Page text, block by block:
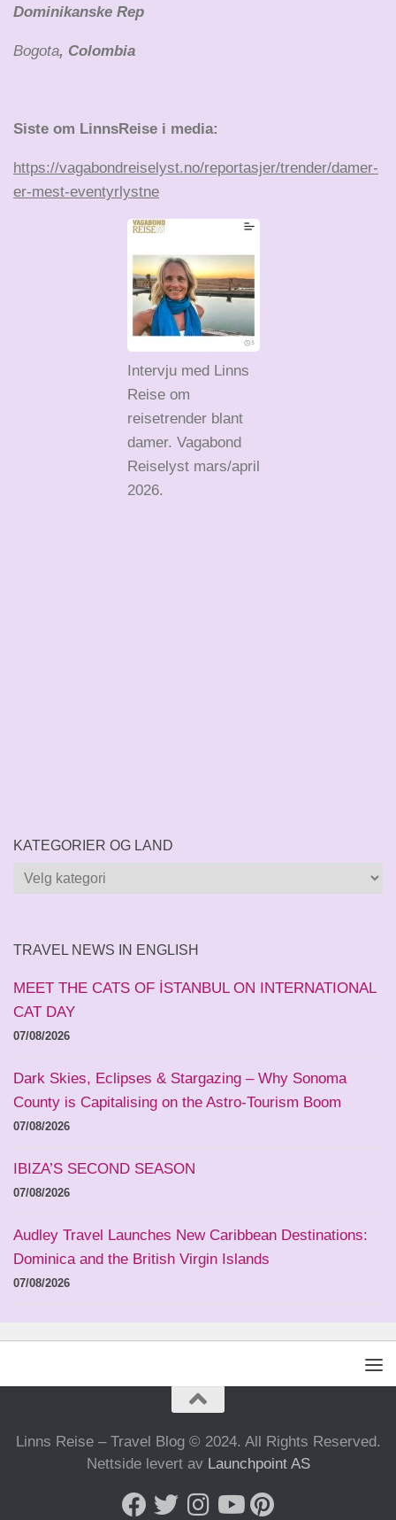
Dominikanske Rep
Bogota, Colombia
Siste om LinnsReise i media:
https://vagabondreiselyst.no/reportasjer/trender/damer-
er-mest-eventyrlystne
Intervju med Linns
Reise om
reisetrender blant
damer. Vagabond
Reiselyst mars/april
2026.
KATEGORIER OG LAND
Kategorier
TRAVEL NEWS IN ENGLISH
MEET THE CATS OF İSTANBUL ON INTERNATIONAL
CAT DAY
07/08/2026
Dark Skies, Eclipses & Stargazing – Why Sonoma
County is Capitalising on the Astro-Tourism Boom
07/08/2026
IBIZA’S SECOND SEASON
07/08/2026
Audley Travel Launches New Caribbean Destinations:
Dominica and the British Virgin Islands
07/08/2026
Linns Reise – Travel Blog © 2024. All Rights Reserved.
Nettside levert av Launchpoint AS